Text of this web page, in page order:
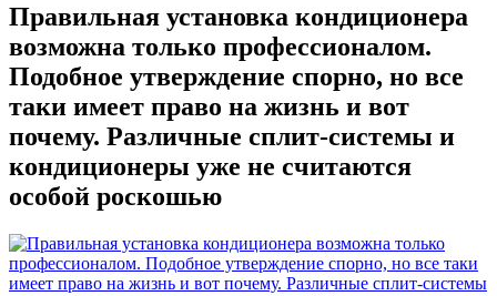
Правильная установка кондиционера
возможна только профессионалом.
Подобное утверждение спорно, но все
таки имеет право на жизнь и вот
почему. Различные сплит-системы и
кондиционеры уже не считаются
особой роскошью